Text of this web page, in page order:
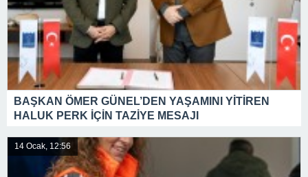
BAŞKAN ÖMER GÜNEL’DEN YAŞAMINI YİTİREN
HALUK PERK İÇİN TAZİYE MESAJI
14 Ocak, 12:56